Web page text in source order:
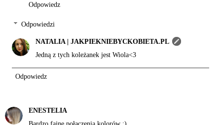
Odpowiedz
Odpowiedzi
NATALIA | JAKPIEKNIEBYCKOBIETA.PL
Jedną z tych koleżanek jest Wiola<3
Odpowiedz
ENESTELIA